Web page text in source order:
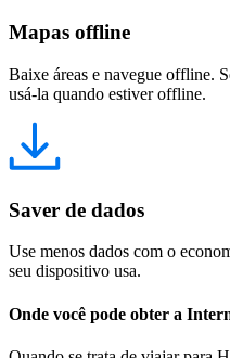
Mapas offline
Baixe áreas e navegue offline.
usá-la quando estiver offline.
Saver de dados
Use menos dados com o
seu dispositivo usa.
Onde você pode obter a